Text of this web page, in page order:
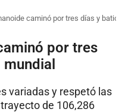
caminó por tres días y batió
por tres
variadas y respetó las
de 106,286